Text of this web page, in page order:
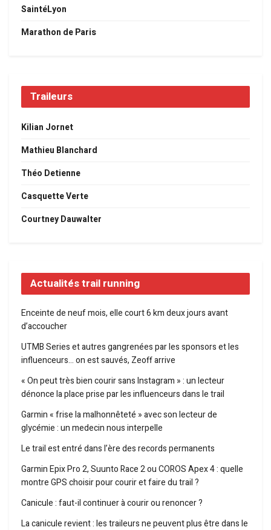
SaintéLyon
Marathon de Paris
Traileurs
Kilian Jornet
Mathieu Blanchard
Théo Detienne
Casquette Verte
Courtney Dauwalter
Actualités trail running
Enceinte de neuf mois, elle court 6 km deux jours avant
d’accoucher
UTMB Series et autres gangrenées par les sponsors et les
influenceurs… on est sauvés, Zeoff arrive
« On peut très bien courir sans Instagram » : un lecteur
dénonce la place prise par les influenceurs dans le trail
Garmin « frise la malhonnêteté » avec son lecteur de
glycémie : un medecin nous interpelle
Le trail est entré dans l’ère des records permanents
Garmin Epix Pro 2, Suunto Race 2 ou COROS Apex 4 : quelle
montre GPS choisir pour courir et faire du trail ?
Canicule : faut-il continuer à courir ou renoncer ?
La canicule revient : les traileurs ne peuvent plus être dans le